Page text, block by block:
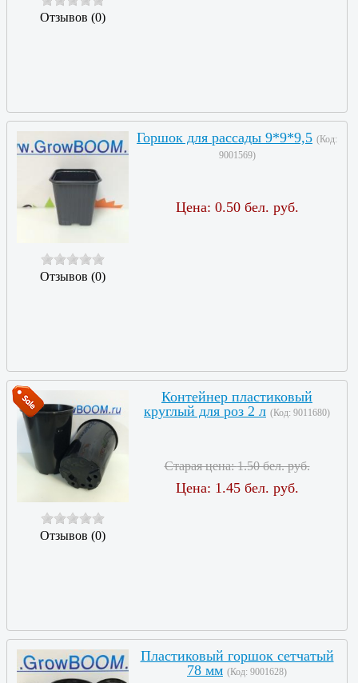
Отзывов (0)
Отзывов (0)
Горшок для рассады 9*9*9,5 (Код:
9001569)
Цена: 0.50 бел. руб.
Отзывов (0)
Контейнер пластиковый
круглый для роз 2 л (Код: 9011680)
Старая цена:1.50 бел. руб.
Цена: 1.45 бел. руб.
Пластиковый горшок сетчатый
78 мм (Код: 9001628)